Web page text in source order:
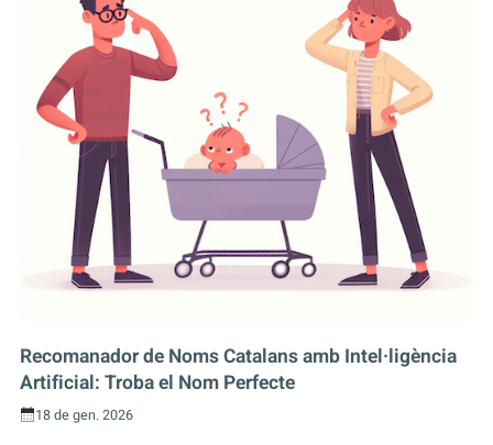
Recomanador de Noms Catalans amb Intel·ligència
Artificial: Troba el Nom Perfecte
18 de gen. 2026